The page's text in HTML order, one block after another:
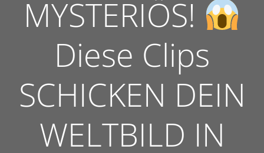
MYSTERIÖS!
Diese Clips
SCHICKEN DEIN
WELTBILD IN